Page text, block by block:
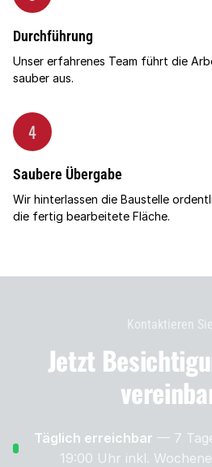
Durchführung
Unser erfahrenes Team führt die
sauber aus.
4
Saubere Übergabe
Wir hinterlassen die Baustelle
die fertig bearbeitete Fläche.
Kontaktieren
Jetzt
Täglich erreichbar — 7
19:00 Uhr inkl.